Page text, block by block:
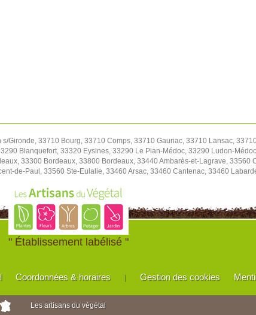
s/Gironde, 33710 Bourg, 33710 Comps, 33710 Gauriac, 33710 Lansac,
Blanquefort, 33320 Eysines, 33290 Le Pian-Médoc, 33290 Ludon-
33300 Bordeaux, 33800 Bordeaux, 33440 Ambarès-et-Lagrave, 33560
de-Paul, 33560 Ste-Eulalie, 33460 Arsac, 33460 Cantenac, 33460
" Établissement labélisé "
Coordonnées & horaires | Gestion des cookies
Les artisans du végétal